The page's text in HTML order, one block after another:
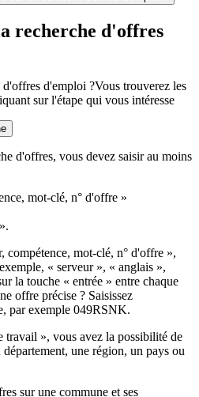
recherche d'offres
d'offres d'emploi ?Vous trouverez les
sur l'étape qui vous intéresse
d'offres, vous devez saisir au moins
mot-clé, n° d'offre »
compétence, mot-clé, n° d'offre »,
« serveur », « anglais »,
la touche « entrée » entre chaque
offre précise ? Saisissez
par exemple 049RSNK.
travail », vous avez la possibilité de
une région, un pays ou
sur une commune et ses